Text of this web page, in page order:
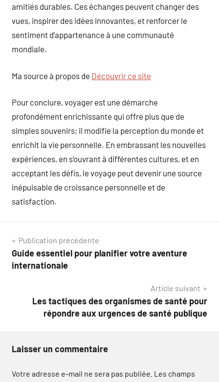
amitiés durables. Ces échanges peuvent changer des
vues, inspirer des idées innovantes, et renforcer le
sentiment d’appartenance à une communauté
mondiale.
Ma source à propos de Découvrir ce site
Pour conclure, voyager est une démarche
profondément enrichissante qui offre plus que de
simples souvenirs; il modifie la perception du monde et
enrichit la vie personnelle. En embrassant les nouvelles
expériences, en s’ouvrant à différentes cultures, et en
acceptant les défis, le voyage peut devenir une source
inépuisable de croissance personnelle et de
satisfaction.
Navigation
de
Publication précédente
Guide essentiel pour planifier votre aventure
internationale
Article suivant
Les tactiques des organismes de santé pour
répondre aux urgences de santé publique
Laisser un commentaire
Votre adresse e-mail ne sera pas publiée. Les champs